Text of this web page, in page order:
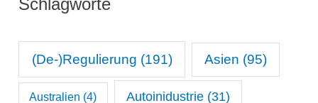
n
a
a
Schlagworte
(De-)Regulierung (191) Asien (95)
Australien (4) Autoinidustrie(31)